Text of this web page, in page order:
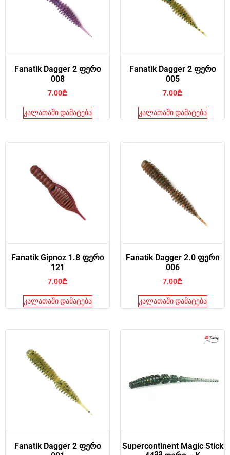
Fanatik Dagger 2 ფერი
008
7.00₾
კალათაში დამატება
Fanatik Dagger 2 ფერი
005
7.00₾
კალათაში დამატება
Fanatik Gipnoz 1.8 ფერი
121
7.00₾
კალათაში დამატება
Fanatik Dagger 2.0 ფერი
006
7.00₾
კალათაში დამატება
Fanatik Dagger 2 ფერი
Supercontinent Magic Stick